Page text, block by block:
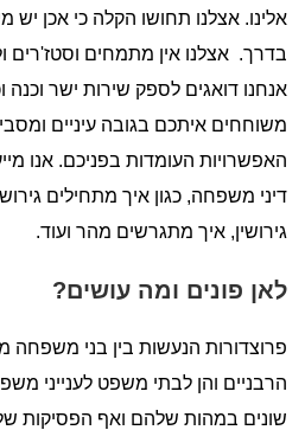
אלינו. אצלנו תחושו הקלה כי אכן
בדרך. אצלנו אין מתמחים וסטז'רים
אנחנו דואגים לספק שירות ישר וכנה
משוחחים איתכם בגובה עיניים
האפשרויות העומדות בפניכם. אנו
דיני משפחה, כגון איך מתחילים
גירושין, איך מתגרשים מהר ועוד.
לאן פונים ומה עושים?
פרוצדורות הנעשות בין בני משפחה
הרבניים והן לבתי משפט לענייני
שונים במהות שלהם ואף הפסיקות